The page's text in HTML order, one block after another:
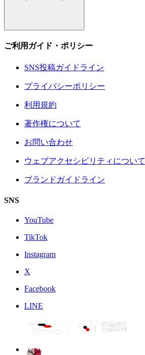
ご利用ガイド・ポリシー
SNS投稿ガイドライン
プライバシーポリシー
利用規約
著作権について
お問い合わせ
ウェブアクセシビリティについて
ブランドガイドライン
SNS
YouTube
TikTok
Instagram
X
Facebook
LINE